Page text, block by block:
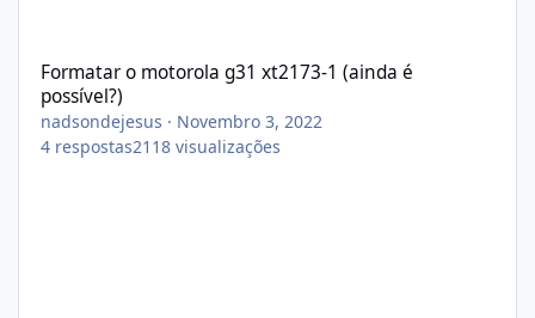
Formatar o motorola g31 xt2173-1 (ainda é
possível?)
nadsondejesus · Novembro 3, 2022
4 respostas2118 visualizações